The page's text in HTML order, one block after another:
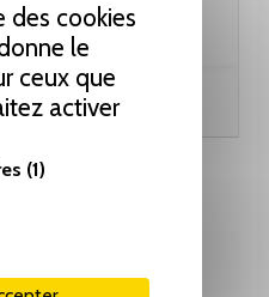
des cookies
le
ceux que
activer
(1)
panier